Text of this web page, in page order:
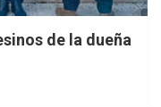
de la dueña